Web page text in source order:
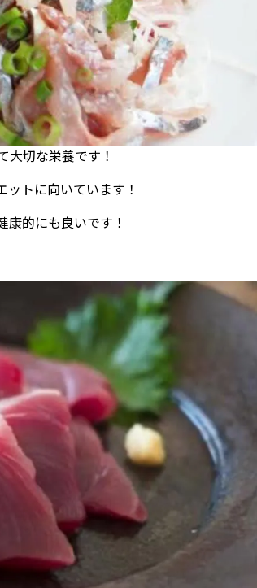
切な栄養です！
トに向いています！
的にも良いです！